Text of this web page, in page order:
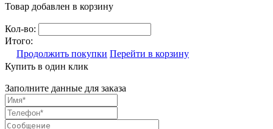
Товар добавлен в корзину
Кол-во:
Итого:
Продолжить покупки Перейти в корзину
Купить в один клик
Заполните данные для заказа